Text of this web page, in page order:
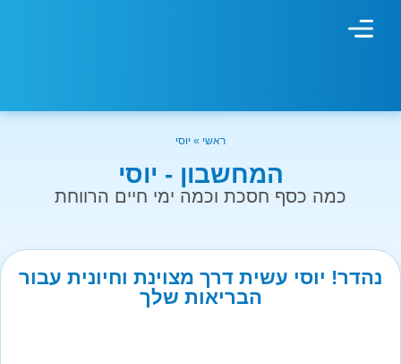
ראשי » יוסי
המחשבון - יוסי
כמה כסף חסכת וכמה ימי חיים הרווחת
נהדר! יוסי עשית דרך מצוינת וחיונית עבור
הבריאות שלך